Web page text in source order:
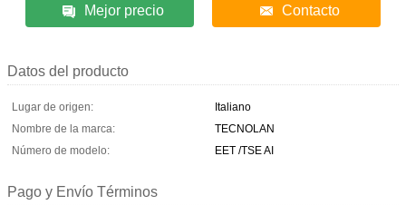
Mejor precio Contacto
Datos del producto
Lugar de origen:
Italiano
Nombre de la marca:
TECNOLAN
Número de modelo:
EET /TSE AI
Pago y Envío Términos